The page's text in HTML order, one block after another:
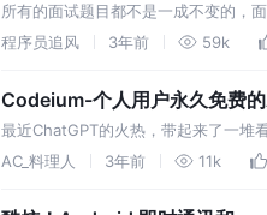
所有的面试题目都不是一成不变的，
程序员追风
3年前 59k
Codeium-个人用户永久免费
最近ChatGPT的火热，带起来了一堆
能力。
AC_料理人 3年前 11k